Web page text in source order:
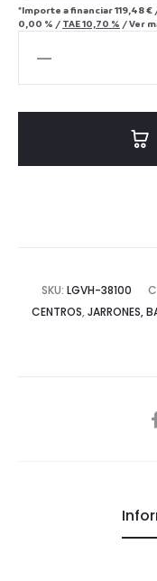
*Importe a financiar119,48 €
0,00 % / TAE10,70 % /Ver
SKU: LGVH-38100
CENTROS, JARRONES,